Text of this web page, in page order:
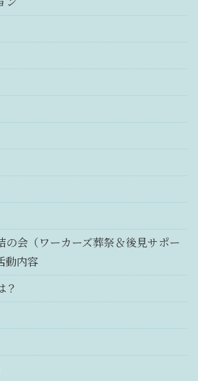
の会（ワーカーズ葬祭＆後見サポー
動内容
？